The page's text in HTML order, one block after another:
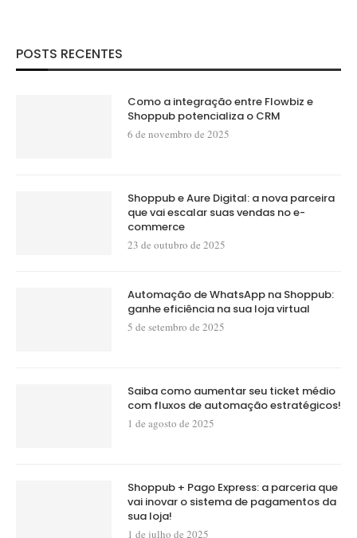
POSTS RECENTES
Como a integração entre Flowbiz e
Shoppub potencializa o CRM
6 de novembro de 2025
Shoppub e Aure Digital: a nova parceira
que vai escalar suas vendas no e-
commerce
23 de outubro de 2025
Automação de WhatsApp na Shoppub:
ganhe eficiência na sua loja virtual
5 de setembro de 2025
Saiba como aumentar seu ticket médio
com fluxos de automação estratégicos!
1 de agosto de 2025
Shoppub + Pago Express: a parceria que
vai inovar o sistema de pagamentos da
sua loja!
1 de julho de 2025